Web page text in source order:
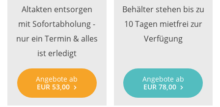
Altakten entsorgen
mit Sofortabholung -
nur ein Termin & alles
ist erledigt
Angebote ab
EUR 53,00
Behälter stehen bis zu
10 Tagen mietfrei zur
Verfügung
Angebote ab
EUR 78,00